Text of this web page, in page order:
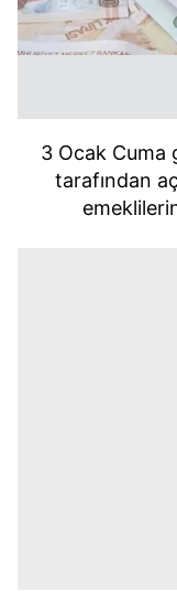
3 Ocak Cuma
tarafından